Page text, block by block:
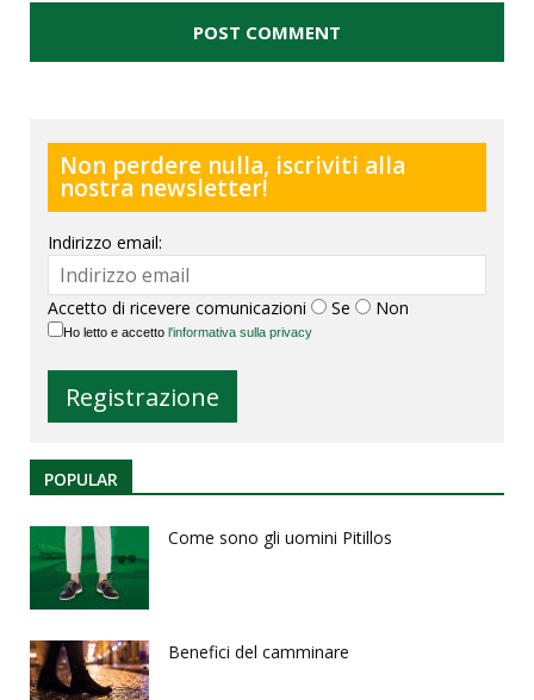
Non perdere nulla, iscriviti alla
nostra newsletter!
Indirizzo email:
Accetto di ricevere comunicazioni Se Non
Ho letto e accetto l'informativa sulla privacy
POPULAR
Come sono gli uomini Pitillos
Benefici del camminare